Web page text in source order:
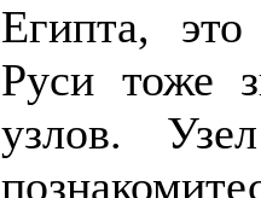
Египта,
Руси тоже
узлов.